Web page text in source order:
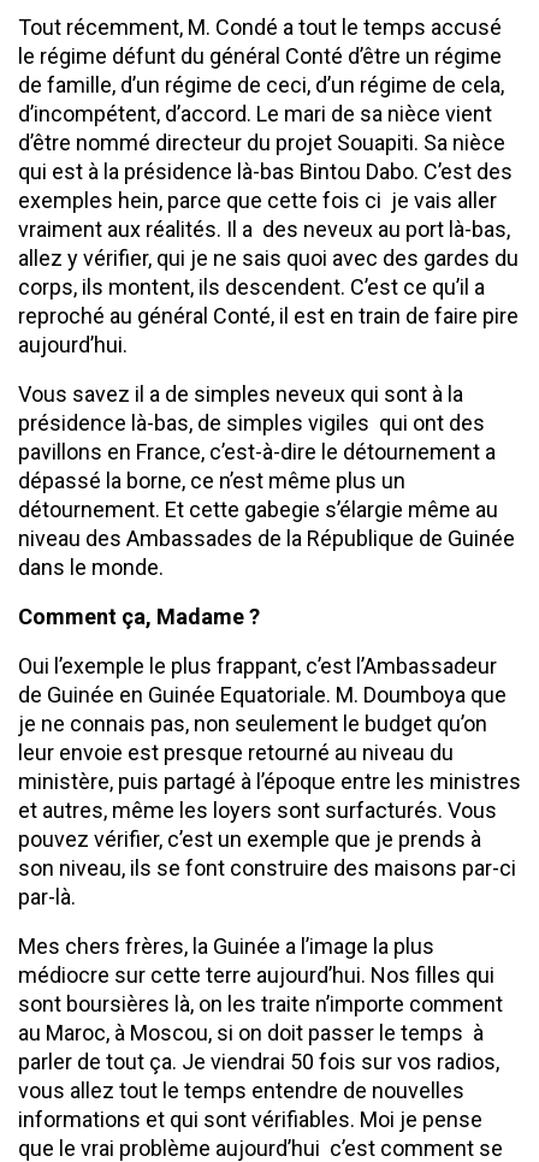
Tout récemment, M. Condé a tout le temps accusé
le régime défunt du général Conté d’être un régime
de famille, d’un régime de ceci, d’un régime de cela,
d’incompétent, d’accord. Le mari de sa nièce vient
d’être nommé directeur du projet Souapiti. Sa nièce
qui est à la présidence là-bas Bintou Dabo. C’est des
exemples hein, parce que cette fois ci je vais aller
vraiment aux réalités. Il a des neveux au port là-bas,
allez y vérifier, qui je ne sais quoi avec des gardes du
corps, ils montent, ils descendent. C’est ce qu’il a
reproché au général Conté, il est en train de faire pire
aujourd’hui.
Vous savez il a de simples neveux qui sont à la
présidence là-bas, de simples vigiles qui ont des
pavillons en France, c’est-à-dire le détournement a
dépassé la borne, ce n’est même plus un
détournement. Et cette gabegie s’élargie même au
niveau des Ambassades de la République de Guinée
dans le monde.
Comment ça, Madame ?
Oui l’exemple le plus frappant, c’est l’Ambassadeur
de Guinée en Guinée Equatoriale. M. Doumboya que
je ne connais pas, non seulement le budget qu’on
leur envoie est presque retourné au niveau du
ministère, puis partagé à l’époque entre les ministres
et autres, même les loyers sont surfacturés. Vous
pouvez vérifier, c’est un exemple que je prends à
son niveau, ils se font construire des maisons par-ci
par-là.
Mes chers frères, la Guinée a l’image la plus
médiocre sur cette terre aujourd’hui. Nos filles qui
sont boursières là, on les traite n’importe comment
au Maroc, à Moscou, si on doit passer le temps à
parler de tout ça. Je viendrai 50 fois sur vos radios,
vous allez tout le temps entendre de nouvelles
informations et qui sont vérifiables. Moi je pense
que le vrai problème aujourd’hui c’est comment se